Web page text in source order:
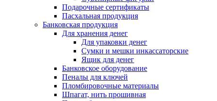
Подарочные сертификаты
Пасхальная продукция
Банковская продукция
Для хранения денег
Для упаковки денег
Сумки и мешки инкассаторские
Ящик для денег
Банковское оборудование
Пеналы для ключей
Пломбировочные материалы
Шпагат, нить прошивная